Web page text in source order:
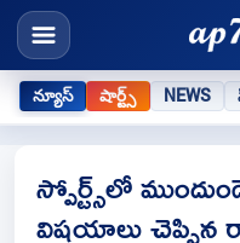
న్యూస్ షార్ట్స్ NEWS
స్పోర్ట్స్‌లో
విషయాలు చెప్పిన